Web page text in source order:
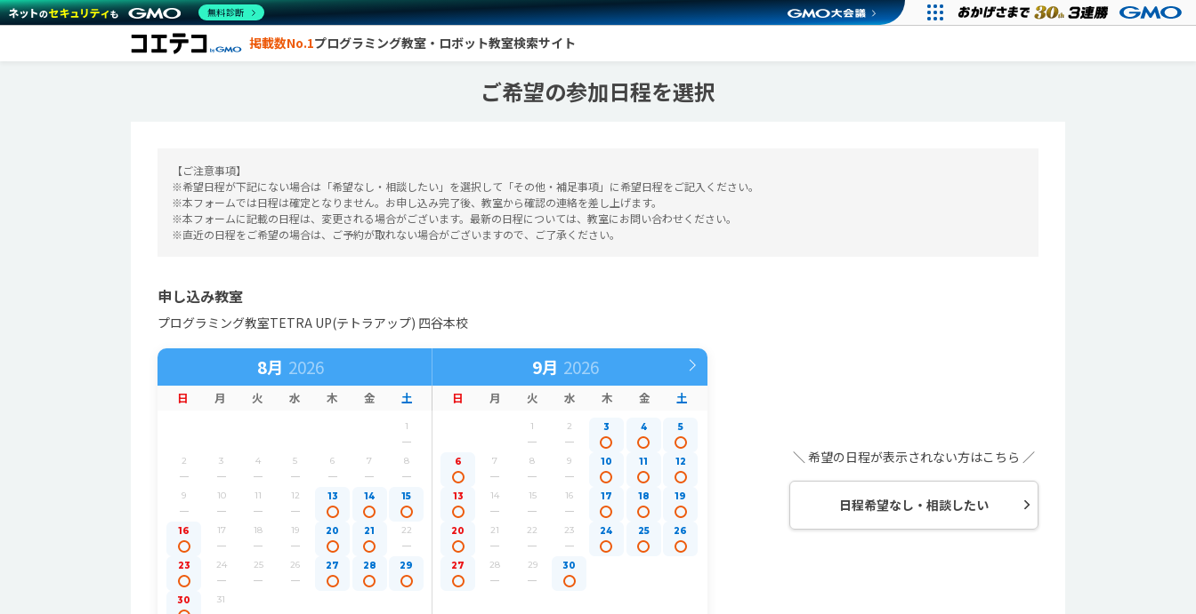
掲載数No.1プログラミング教室・ロボット教室検索サイト
ご希望の参加日程を選択
【ご注意事項】
※希望日程が下記にない場合は「希望なし・相談したい」を選択して「その他・補足事項」に希望日程をご記入ください。
※本フォームでは日程は確定となりません。お申し込み完了後、教室から確認の連絡を差し上げます。
※本フォームに記載の日程は、変更される場合がございます。最新の日程については、教室にお問い合わせください。
※直近の日程をご希望の場合は、ご予約が取れない場合がございますので、ご了承ください。
申し込み教室
プログラミング教室TETRA UP(テトラアップ) 四谷本校
8月 9月
日 月 火 水 木 金 土 日 月 火 水 木 金 土
1
2 3 4 5 6 7 8
9 10 11 12 13 14 15
16 17 18 19 20 21 22
23 24 25 26 27 28 29
30 31
1 2 3 4 5
6 7 8 9 10 11 12
13 14 15 16 17 18 19
20 21 22 23 24 25 26
27 28 29 30
＼ 希望の日程が表示されない方はこちら ／
日程希望なし・相談したい
無料診断